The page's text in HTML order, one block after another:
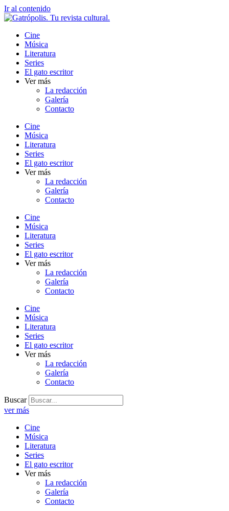
Ir al contenido
Cine
Música
Literatura
Series
El gato escritor
Ver más
La redacción
Galería
Contacto
Cine
Música
Literatura
Series
El gato escritor
Ver más
La redacción
Galería
Contacto
Cine
Música
Literatura
Series
El gato escritor
Ver más
La redacción
Galería
Contacto
Cine
Música
Literatura
Series
El gato escritor
Ver más
La redacción
Galería
Contacto
Buscar
ver más
Cine
Música
Literatura
Series
El gato escritor
Ver más
La redacción
Galería
Contacto